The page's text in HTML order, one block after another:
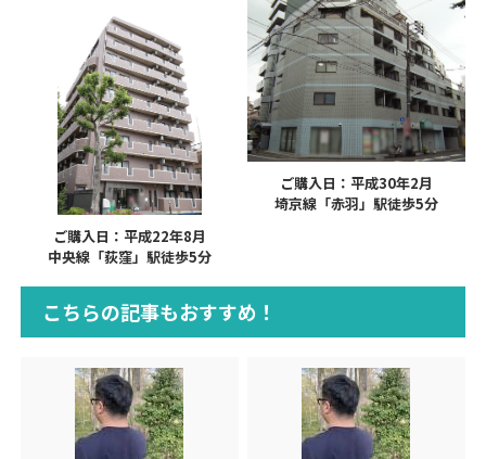
ご購入日：平成22年8月
中央線「荻窪」駅徒歩5分
ご購入日：平成30年2月
埼京線「赤羽」駅徒歩5分
こちらの記事もおすすめ！